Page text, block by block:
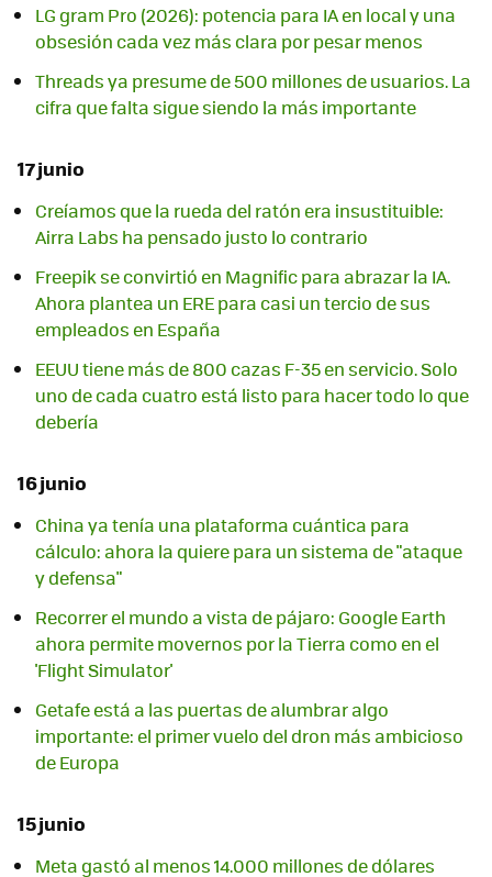
LG gram Pro (2026): potencia para IA en local y una
obsesión cada vez más clara por pesar menos
Threads ya presume de 500 millones de usuarios. La
cifra que falta sigue siendo la más importante
17 junio
Creíamos que la rueda del ratón era insustituible:
Airra Labs ha pensado justo lo contrario
Freepik se convirtió en Magnific para abrazar la IA.
Ahora plantea un ERE para casi un tercio de sus
empleados en España
EEUU tiene más de 800 cazas F-35 en servicio. Solo
uno de cada cuatro está listo para hacer todo lo que
debería
16 junio
China ya tenía una plataforma cuántica para
cálculo: ahora la quiere para un sistema de "ataque
y defensa"
Recorrer el mundo a vista de pájaro: Google Earth
ahora permite movernos por la Tierra como en el
'Flight Simulator'
Getafe está a las puertas de alumbrar algo
importante: el primer vuelo del dron más ambicioso
de Europa
15 junio
Meta gastó al menos 14.000 millones de dólares